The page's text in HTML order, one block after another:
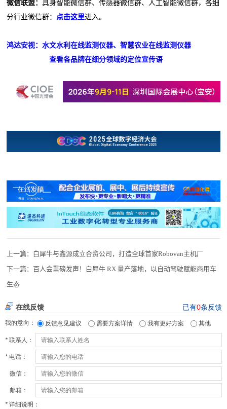
微信联盟：具身智能微信群、传感器微信群、人工智能微信群，各细
分行业微信群：
点击这里进入。
鸿达安视：水文水利在线监测仪器、智慧农业在线监测仪器
查看各品牌在细分领域的定位宣传语
上一篇： 白犀牛与鑫源成立合资公司，打造全球首家Robovan主机厂
下一篇：百人会重磅发声！白犀牛 RX 量产落地，以自动驾驶赋能商用车
生态